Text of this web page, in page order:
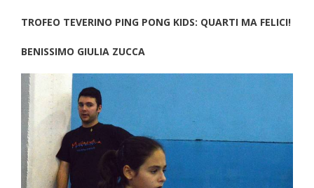
TROFEO TEVERINO PING PONG KIDS: QUARTI MA FELICI!
BENISSIMO GIULIA ZUCCA